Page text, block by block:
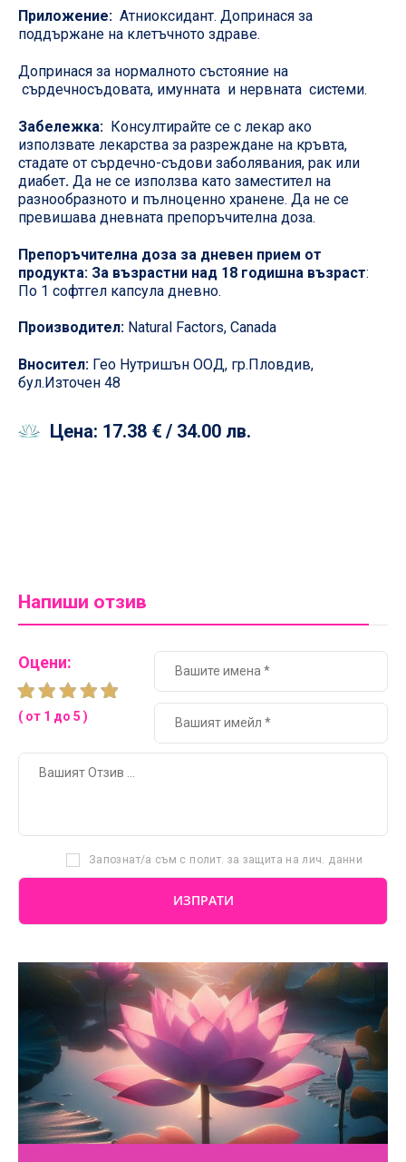
Приложение: Атниоксидант. Допринася за
поддържане на клетъчното здраве.
Допринася за нормалното състояние на
сърдечносъдовата, имунната и нервната системи.
Забележка: Консултирайте се с лекар ако
използвате лекарства за разреждане на кръвта,
стадате от сърдечно-съдови заболявания, рак или
диабет. Да не се използва като заместител на
разнообразното и пълноценно хранене. Да не се
превишава дневната препоръчителна доза.
Препоръчителна доза за дневен прием от
продукта: За възрастни над 18 годишна възраст:
По 1 софтгел капсула дневно.
Производител: Natural Factors, Canada
Вносител: Гео Нутришън ООД, гр.Пловдив,
бул.Източен 48
Цена: 17.38 € / 34.00 лв.
Напиши отзив
Оцени:
( от 1 до 5 )
Запознат/а съм с полит. за защита на лич. данни